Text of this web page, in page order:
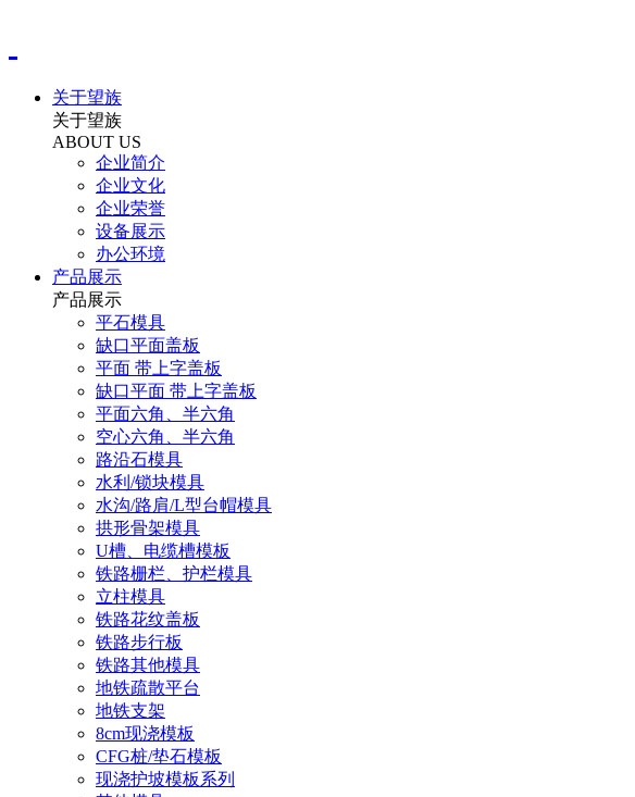
关于望族
关于望族
ABOUT US
企业简介
企业文化
企业荣誉
设备展示
办公环境
产品展示
产品展示
平石模具
缺口平面盖板
平面 带上字盖板
缺口平面 带上字盖板
平面六角、半六角
空心六角、半六角
路沿石模具
水利/锁块模具
水沟/路肩/L型台帽模具
拱形骨架模具
U槽、电缆槽模板
铁路栅栏、护栏模具
立柱模具
铁路花纹盖板
铁路步行板
铁路其他模具
地铁疏散平台
地铁支架
8cm现浇模板
CFG桩/垫石模板
现浇护坡模板系列